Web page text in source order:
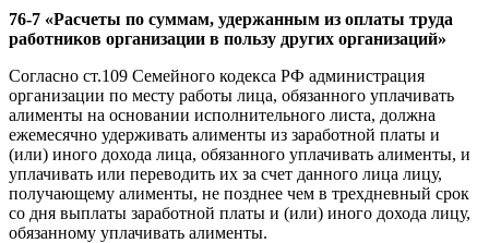
76-7 «Расчеты по суммам, удержанным из оплаты труда
работников организации в пользу других организаций»
Согласно ст.109 Семейного кодекса РФ администрация
организации по месту работы лица, обязанного уплачивать
алименты на основании исполнительного листа, должна
ежемесячно удерживать алименты из заработной платы и
(или) иного дохода лица, обязанного уплачивать алименты, и
уплачивать или переводить их за счет данного лица лицу,
получающему алименты, не позднее чем в трехдневный срок
со дня выплаты заработной платы и (или) иного дохода лицу,
обязанному уплачивать алименты.